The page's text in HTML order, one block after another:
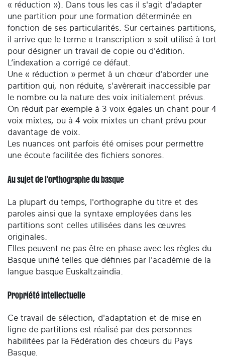
« réduction »). Dans tous les cas il s'agit d'adapter
une partition pour une formation déterminée en
fonction de ses particularités. Sur certaines partitions,
il arrive que le terme « transcription » soit utilisé à tort
pour désigner un travail de copie ou d'édition.
L’indexation a corrigé ce défaut.
Une « réduction » permet à un chœur d'aborder une
partition qui, non réduite, s'avèrerait inaccessible par
le nombre ou la nature des voix initialement prévus.
On réduit par exemple à 3 voix égales un chant pour 4
voix mixtes, ou à 4 voix mixtes un chant prévu pour
davantage de voix.
Les nuances ont parfois été omises pour permettre
une écoute facilitée des fichiers sonores.
Au sujet de l'orthographe du basque
La plupart du temps, l'orthographe du titre et des
paroles ainsi que la syntaxe employées dans les
partitions sont celles utilisées dans les œuvres
originales.
Elles peuvent ne pas être en phase avec les règles du
Basque unifié telles que définies par l'académie de la
langue basque Euskaltzaindia.
Propriété intellectuelle
Ce travail de sélection, d'adaptation et de mise en
ligne de partitions est réalisé par des personnes
habilitées par la Fédération des chœurs du Pays
Basque.